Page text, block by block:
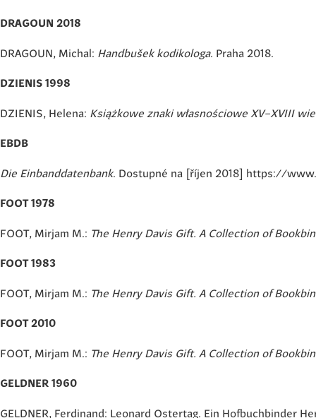
DRAGOUN 2018
DRAGOUN, Michal: Handbušek kodikologa. Praha 2018.
DZIENIS 1998
DZIENIS, Helena: Książkowe znaki własnościowe XV–XVIII
EBDB
Die Einbanddatenbank. Dostupné na [říjen 2018] https://
FOOT 1978
FOOT, Mirjam M.: The Henry Davis Gift. A Collection of
FOOT 1983
FOOT, Mirjam M.: The Henry Davis Gift. A Collection of
FOOT 2010
FOOT, Mirjam M.: The Henry Davis Gift. A Collection of
GELDNER 1960
GELDNER, Ferdinand: Leonard Ostertag. Ein Hofbuchbinder